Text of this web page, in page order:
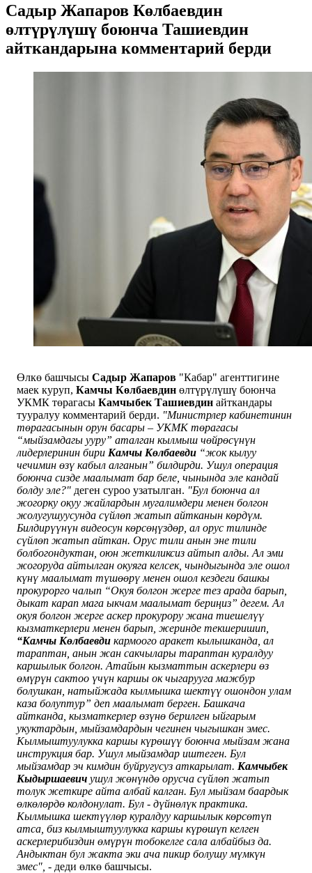
Садыр Жапаров Көлбаевдин
өлтүрүлүшү боюнча Ташиевдин
айткандарына комментарий берди
Өлкө башчысы Садыр Жапаров "Кабар" агенттигине
маек куруп, Камчы Көлбаевдин өлтүрүлүшү боюнча
УКМК төрагасы Камчыбек Ташиевдин айткандары
тууралуу комментарий берди. "Министрлер кабинетинин
төрагасынын орун басары – УКМК төрагасы
“мыйзамдагы ууру” аталган кылмыш чөйрөсүнүн
лидерлеринин бири Камчы Көлбаевди “жок кылуу
чечимин өзү кабыл алганын” билдирди. Ушул операция
боюнча сизде маалымат бар беле, чынында эле кандай
болду эле?" деген суроо узатылган. "Бул боюнча ал
жогорку окуу жайлардын мугалимдери менен болгон
жолугушуусунда сүйлөп жатып айтканын көрдүм.
Билдирүүнүн видеосун көрсөңүздөр, ал орус тилинде
сүйлөп жатып айткан. Орус тили анын эне тили
болбогондуктан, оюн жеткиликсиз айтып алды. Ал эми
жогоруда айтылган окуяга келсек, чындыгында эле ошол
күнү маалымат түшөөрү менен ошол кездеги башкы
прокурорго чалып “Окуя болгон жерге тез арада барып,
дыкат карап мага ыкчам маалымат бериңиз” дегем. Ал
окуя болгон жерге аскер прокурору жана тиешелүү
кызматкерлери менен барып, жеринде текшеришип,
“Камчы Көлбаевди кармоого аракет кылышканда, ал
тараптан, анын жан сакчылары тараптан куралдуу
каршылык болгон. Атайын кызматтын аскерлери өз
өмүрүн сактоо үчүн каршы ок чыгарууга мажбур
болушкан, натыйжада кылмышка шектүү ошондон улам
каза болуптур” деп маалымат берген. Башкача
айтканда, кызматкерлер өзүнө берилген ыйгарым
укуктардын, мыйзамдардын чегинен чыгышкан эмес.
Кылмыштуулукка каршы күрөшүү боюнча мыйзам жана
инструкция бар. Ушул мыйзамдар иштеген. Бул
мыйзамдар эч кимдин буйругусуз аткарылат. Камчыбек
Кыдыршаевич ушул жөнүндө орусча сүйлөп жатып
толук жеткире айта албай калган. Бул мыйзам баардык
өлкөлөрдө колдонулат. Бул - дүйнөлүк практика.
Кылмышка шектүүлөр куралдуу каршылык көрсөтүп
атса, биз кылмыштуулукка каршы күрөшүп келген
аскерлерибиздин өмүрүн тобокелге сала албайбыз да.
Андыктан бул жакта эки ача пикир болушу мүмкүн
эмес", - деди өлкө башчысы.